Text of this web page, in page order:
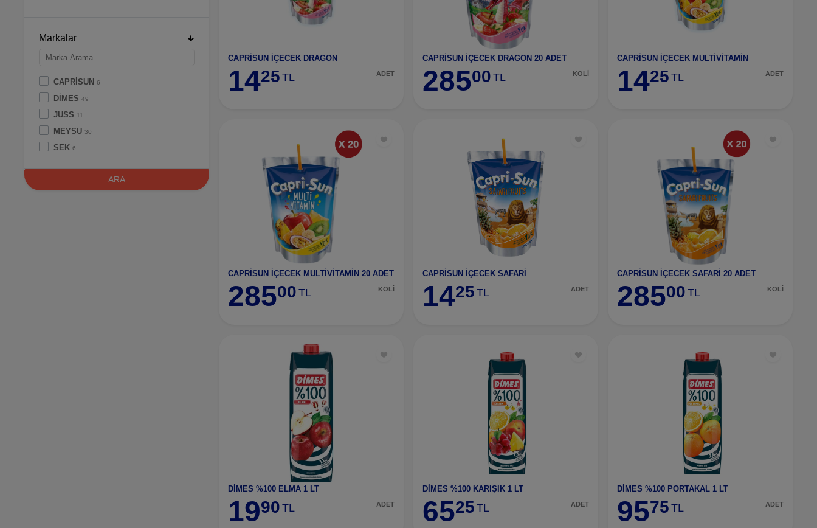
Markalar
CAPRİSUN 6
DİMES 49
JUSS 11
MEYSU 30
SEK 6
ARA
CAPRİSUN İÇECEK DRAGON
1425 TL ADET
CAPRİSUN İÇECEK DRAGON 20 ADET
28500 TL KOLİ
CAPRİSUN İÇECEK MULTİVİTAMİN
1425 TL ADET
CAPRİSUN İÇECEK MULTİVİTAMİN 20 ADET
28500 TL KOLİ
CAPRİSUN İÇECEK SAFARİ
1425 TL ADET
CAPRİSUN İÇECEK SAFARİ 20 ADET
28500 TL KOLİ
DİMES %100 ELMA 1 LT
1990 TL ADET
DİMES %100 KARIŞIK 1 LT
6525 TL ADET
DİMES %100 PORTAKAL 1 LT
9575 TL ADET